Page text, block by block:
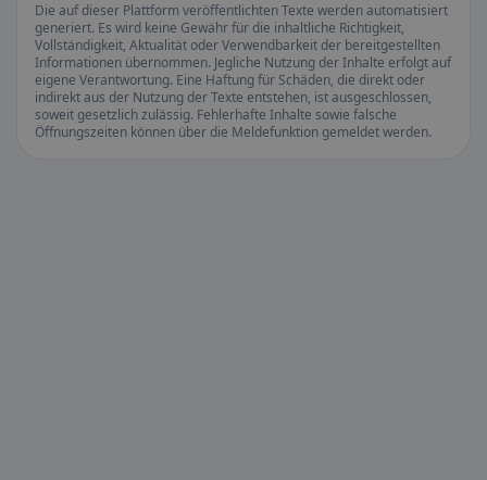
Die auf dieser Plattform veröffentlichten Texte werden automatisiert
generiert. Es wird keine Gewähr für die inhaltliche Richtigkeit,
Vollständigkeit, Aktualität oder Verwendbarkeit der bereitgestellten
Informationen übernommen. Jegliche Nutzung der Inhalte erfolgt auf
eigene Verantwortung. Eine Haftung für Schäden, die direkt oder
indirekt aus der Nutzung der Texte entstehen, ist ausgeschlossen,
soweit gesetzlich zulässig. Fehlerhafte Inhalte sowie falsche
Öffnungszeiten können über die Meldefunktion gemeldet werden.